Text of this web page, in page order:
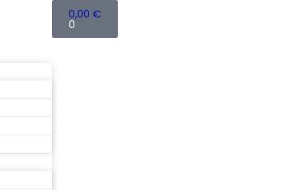
0,00€
0